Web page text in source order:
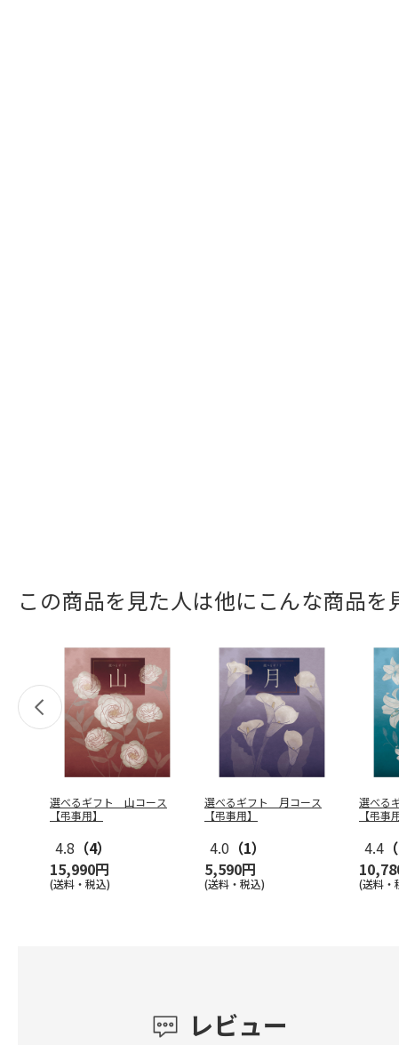
この商品を見た人は他にこんな商品を
選べるギフト 山コース
【弔事用】
4.8 （4）
15,990円
(送料・税込)
選べるギフト 月コース
【弔事用】
4.0 （1）
5,590円
(送料・税込)
選べる
【弔事
4.4
(送料・
レビュー